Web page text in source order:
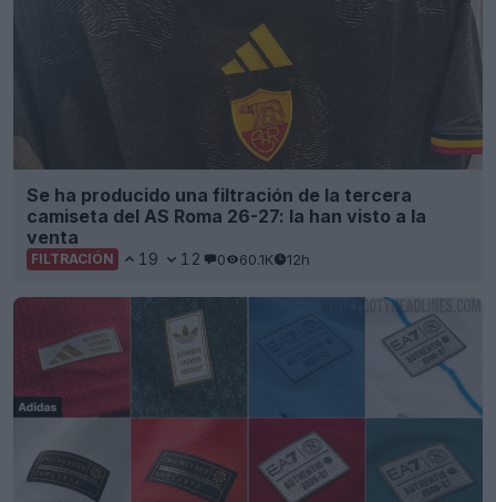
Se ha producido una filtración de la tercera
camiseta del AS Roma 26-27: la han visto a la
venta
FILTRACIÓN 19 12 0 60.1K 12h